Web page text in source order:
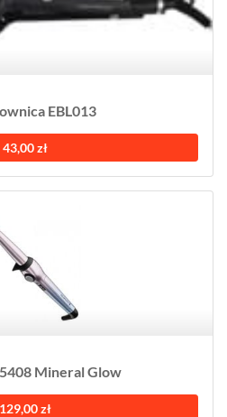
EBL013
43,00 zł
Mineral Glow
129,00 zł